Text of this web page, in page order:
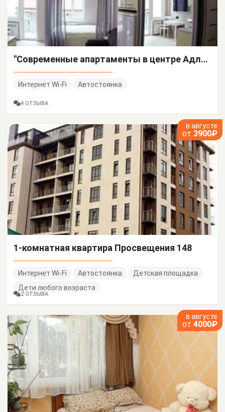
"Современные апартаменты в центре Адлера" квартира-студия
Интернет Wi-Fi Автостоянка
4 ОТЗЫВА
в августе
от 3900₽
1-комнатная квартира Просвещения 148
Интернет Wi-Fi Автостоянка
Детская площадка
Дети любого возраста
2 ОТЗЫВА
в августе
от 4000₽